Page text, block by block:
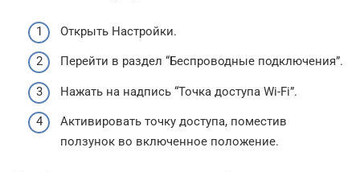
Открыть Настройки.
Перейти в раздел “Беспроводные подключения”.
Нажать на надпись “Точка доступа Wi-Fi”.
Активировать точку доступа, поместив
ползунок во включенное положение.